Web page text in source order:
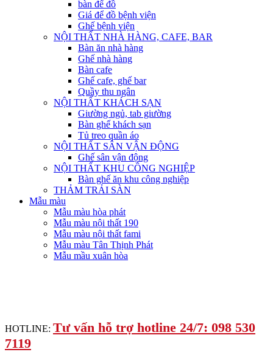
bàn để đồ
Giá để đồ bệnh viện
Ghế bệnh viện
NỘI THẤT NHÀ HÀNG, CAFE, BAR
Bàn ăn nhà hàng
Ghế nhà hàng
Bàn cafe
Ghế cafe, ghế bar
Quầy thu ngân
NỘI THẤT KHÁCH SẠN
Giường ngủ, tab giường
Bàn ghế khách sạn
Tủ treo quần áo
NỘI THẤT SÂN VẬN ĐỘNG
Ghế sân vận động
NỘI THẤT KHU CÔNG NGHIỆP
Bàn ghế ăn khu công nghiệp
THẢM TRẢI SÀN
Mẫu màu
Mẫu màu hòa phát
Mẫu màu nội thất 190
Mẫu màu nội thất fami
Mẫu màu Tân Thịnh Phát
Mẫu mầu xuân hòa
HOTLINE: Tư vấn hỗ trợ hotline 24/7: 098 530
7119